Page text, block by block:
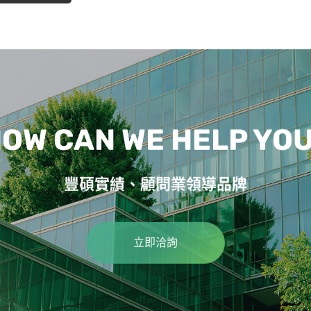
CAN WE HELP
豐碩實績、顧問業領導品牌
立即洽詢